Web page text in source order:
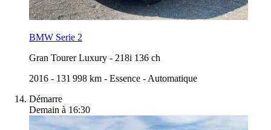
BMW Serie 2
Gran Tourer Luxury - 218i 136 ch
2016 - 131 998 km - Essence - Automatique
Démarre
Demain à 16:30